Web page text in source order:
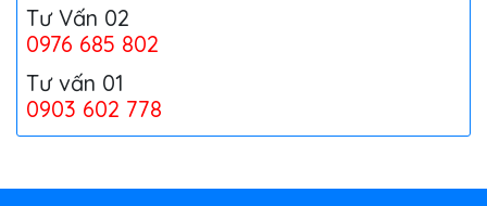
Tư Vấn 02
0976 685 802
Tư vấn 01
0903 602 778